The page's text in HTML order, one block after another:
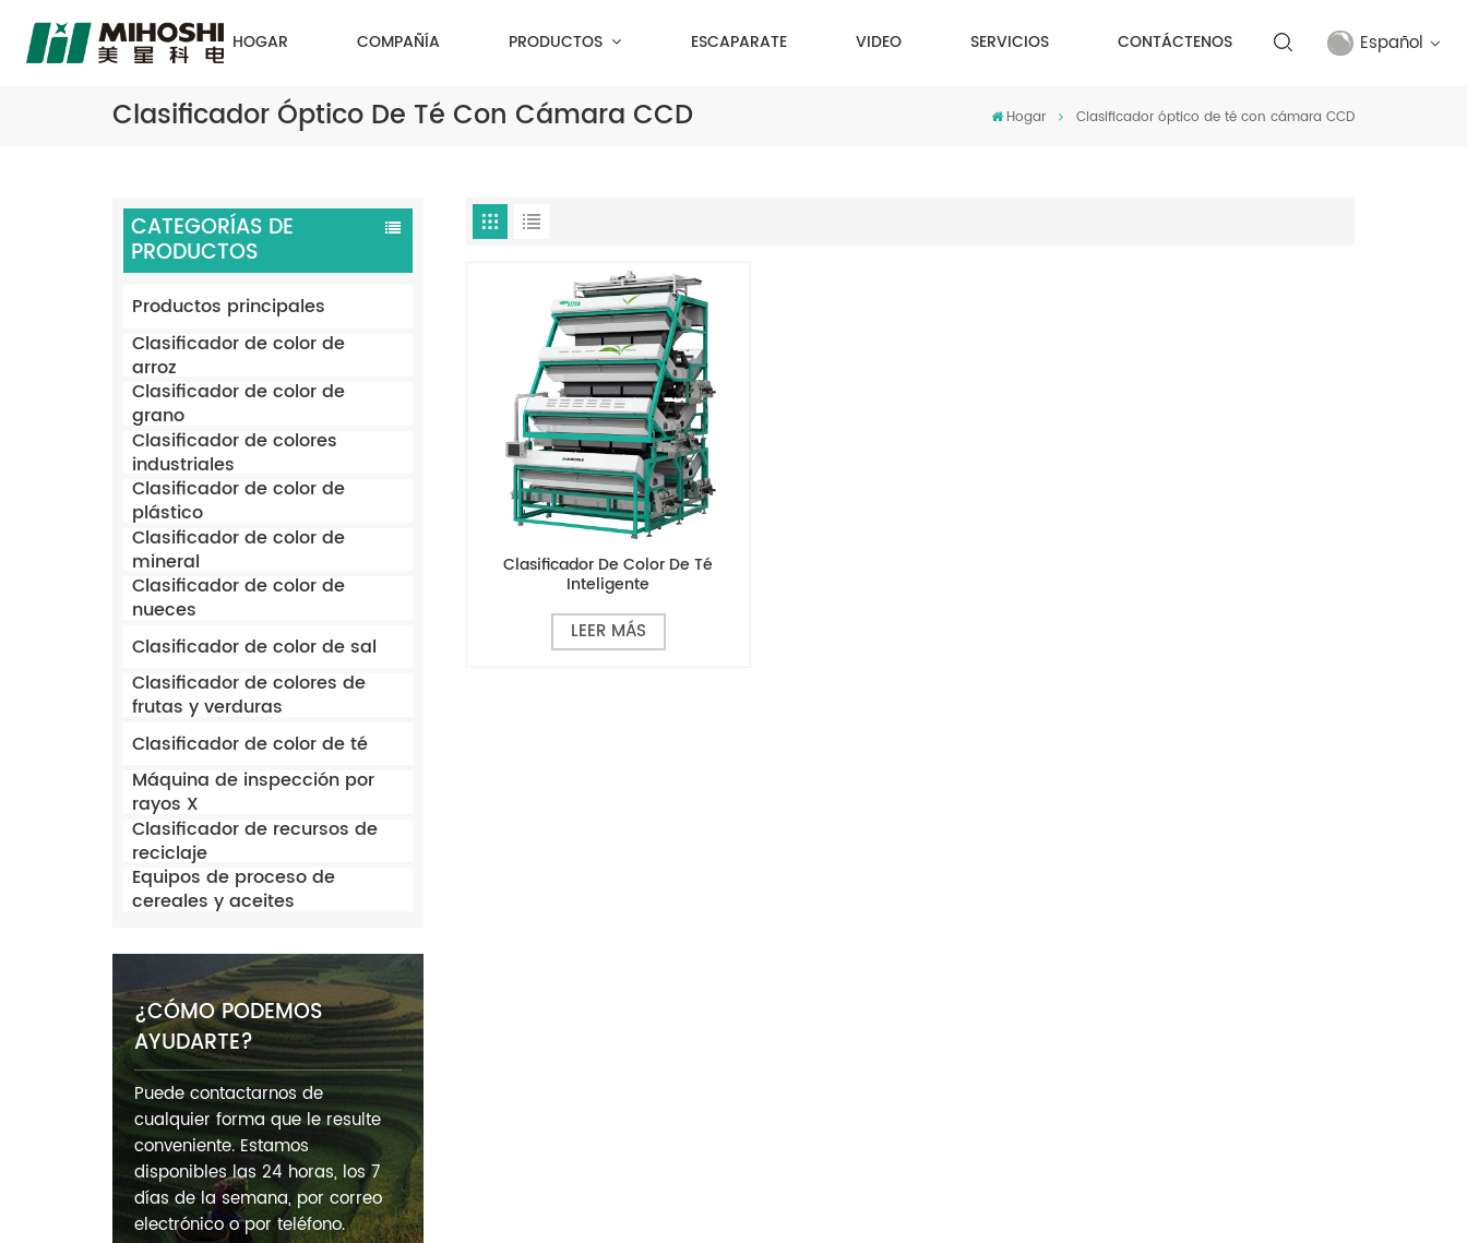
HOGAR COMPAÑÍA PRODUCTOS ESCAPARATE VIDEO SERVICIOS CONTÁCTENOS Español
Clasificador Óptico De Té Con Cámara CCD Hogar Clasificador óptico de té con cámara CCD
CATEGORÍAS DE
PRODUCTOS
Productos principales
Clasificador de color de
arroz
Clasificador de color de
grano
Clasificador de colores
industriales
Clasificador de color de
plástico
Clasificador de color de
mineral
Clasificador de color de
nueces
Clasificador de color de sal
Clasificador de colores de
frutas y verduras
Clasificador de color de té
Máquina de inspección por
rayos X
Clasificador de recursos de
reciclaje
Equipos de proceso de
cereales y aceites
¿CÓMO PODEMOS
AYUDARTE?
Puede contactarnos de
cualquier forma que le resulte
conveniente. Estamos
disponibles las 24 horas, los 7
días de la semana, por correo
electrónico o por teléfono.
Clasificador De Color De Té
Inteligente
LEER MÁS